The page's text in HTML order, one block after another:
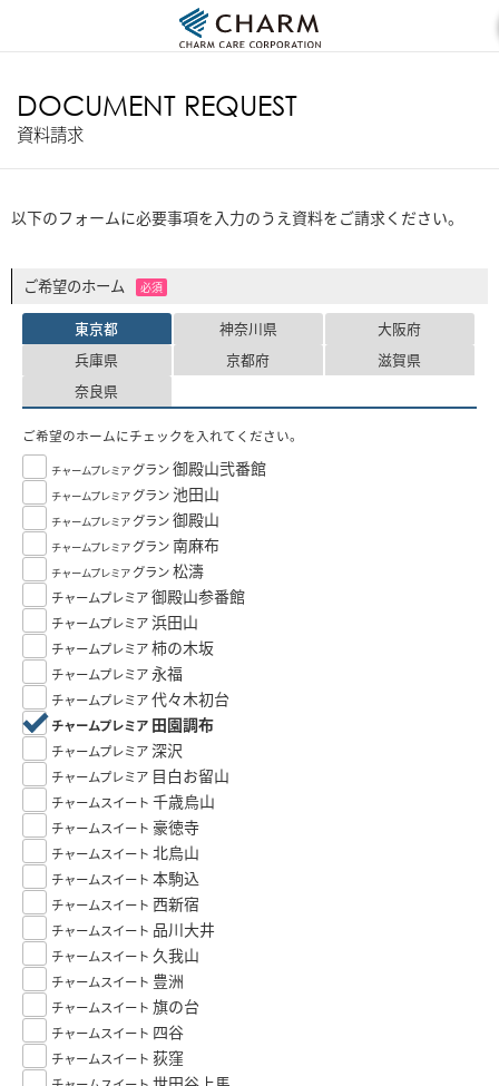
DOCUMENT REQUEST
資料請求
以下のフォームに必要事項を入力のうえ資料をご請求ください。
ご希望のホーム 必須
東京都 神奈川県
大阪府
兵庫県
京都府
滋賀県
奈良県
ご希望のホームにチェックを入れてください。
チャームプレミア グラン御殿山弐番館
チャームプレミア グラン池田山
チャームプレミア グラン御殿山
チャームプレミア グラン 南麻布
チャームプレミア グラン松濤
チャームプレミア御殿山参番館
チャームプレミア浜田山
チャームプレミア柿の木坂
チャームプレミア永福
チャームプレミア代々木初台
チャームプレミア 田園調布
チャームプレミア深沢
チャームプレミア 目白お留山
チャームスイート 千歳烏山
チャームスイート 豪徳寺
チャームスイート 北烏山
チャームスイート 本駒込
チャームスイート 西新宿
チャームスイート 品川大井
チャームスイート 久我山
チャームスイート 豊洲
チャームスイート 旗の台
チャームスイート 四谷
チャームスイート 荻窪